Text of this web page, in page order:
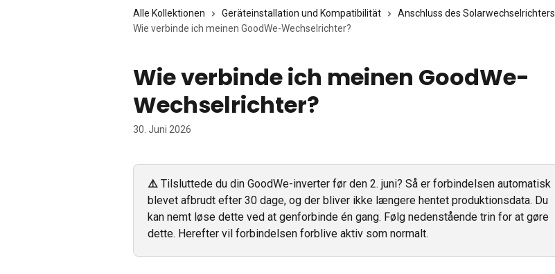
Alle Kollektionen Geräteinstallation und Kompatibilität
Anschluss des Solarwechselrichters
Wie verbinde ich meinen GoodWe-Wechselrichter?
Wie verbinde ich meinen GoodWe-
Wechselrichter?
30. Juni 2026
⚠️ Tilsluttede du din GoodWe-inverter før den 2. juni? Så er forbindelsen automatisk
blevet afbrudt efter 30 dage, og der bliver ikke længere hentet produktionsdata. Du
kan nemt løse dette ved at genforbinde én gang. Følg nedenstående trin for at gøre
dette. Herefter vil forbindelsen forblive aktiv som normalt.